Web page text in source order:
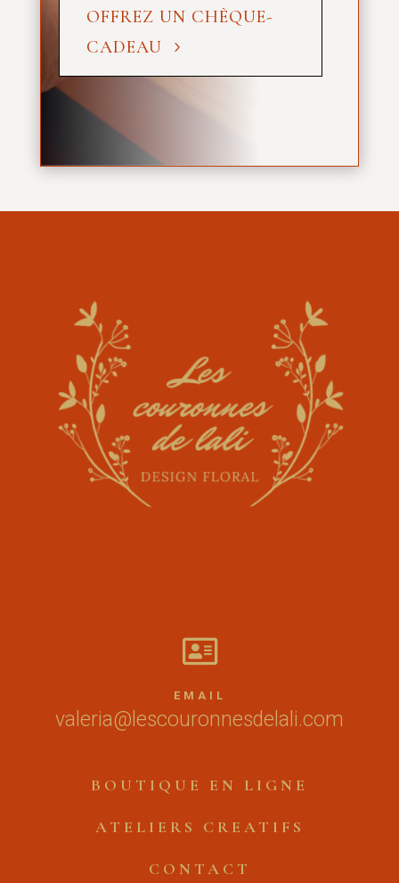
OFFREZ UN CHÈQUE-
CADEAU

EMAIL
valeria@lescouronnesdelali.com
BOUTIQUE EN LIGNE
ATELIERS CREATIFS
CONTACT